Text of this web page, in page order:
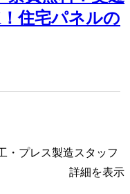
住宅パネルの
・プレス製造スタッフ
詳細を表示